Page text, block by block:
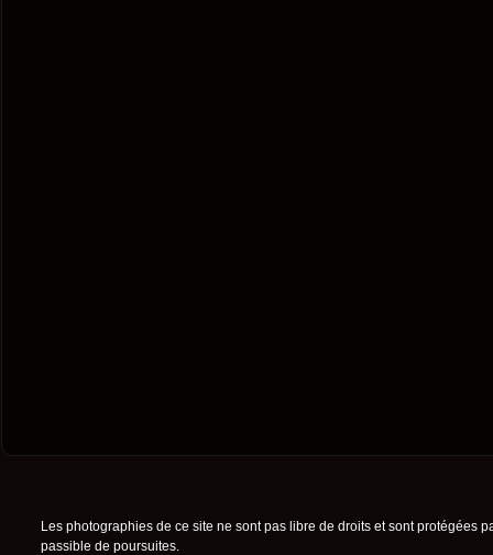
Les photographies de ce site ne sont pas libre de droits et sont protégées
passible de poursuites.